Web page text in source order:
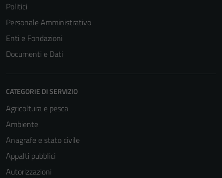
Politici
Personale Amministrativo
Enti e Fondazioni
Documenti e Dati
CATEGORIE DI SERVIZIO
Agricoltura e pesca
Ambiente
Anagrafe e stato civile
Appalti pubblici
Autorizzazioni